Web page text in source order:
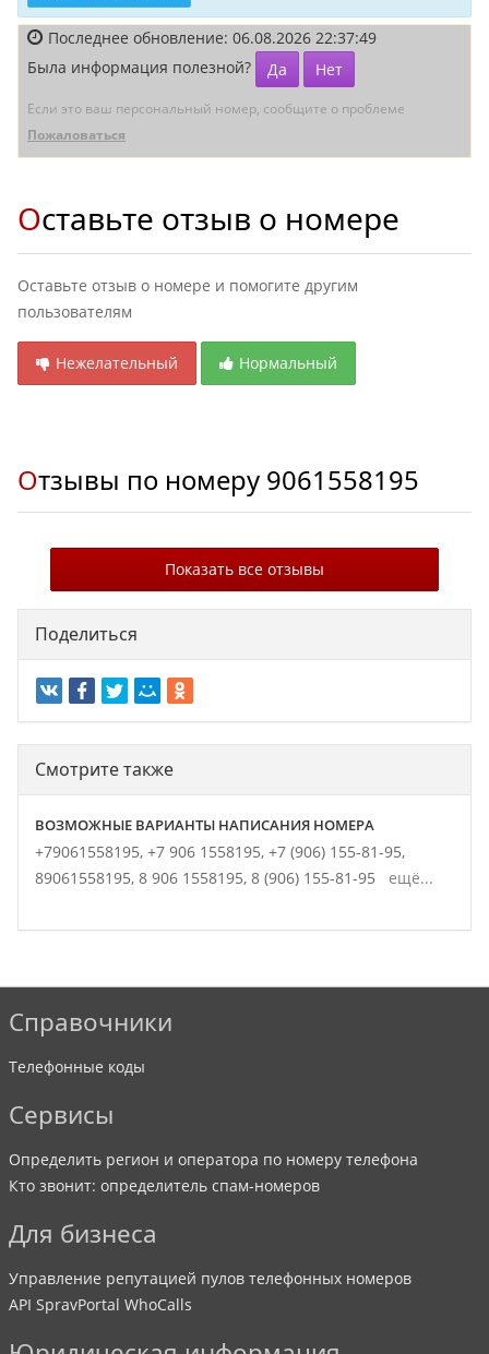
Последнее обновление: 06.08.2026 22:37:49
Была информация полезной?
Да Нет
Если это ваш персональный номер, сообщите о проблеме
Пожаловаться
Оставьте отзыв о номере
Оставьте отзыв о номере и помогите другим
пользователям
Нежелательный Нормальный
Отзывы по номеру 9061558195
Показать все отзывы
Поделиться
Смотрите также
ВОЗМОЖНЫЕ ВАРИАНТЫ НАПИСАНИЯ НОМЕРА
+79061558195, +7 906 1558195, +7 (906) 155-81-95,
89061558195, 8 906 1558195, 8 (906) 155-81-95 ещё...
Справочники
Телефонные коды
Сервисы
Определить регион и оператора по номеру телефона
Кто звонит: определитель спам-номеров
Для бизнеса
Управление репутацией пулов телефонных номеров
API SpravPortal WhoCalls